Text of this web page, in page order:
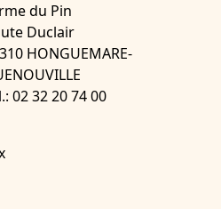
du Pin
Duclair
HONGUEMARE-
02 32 20 74 00